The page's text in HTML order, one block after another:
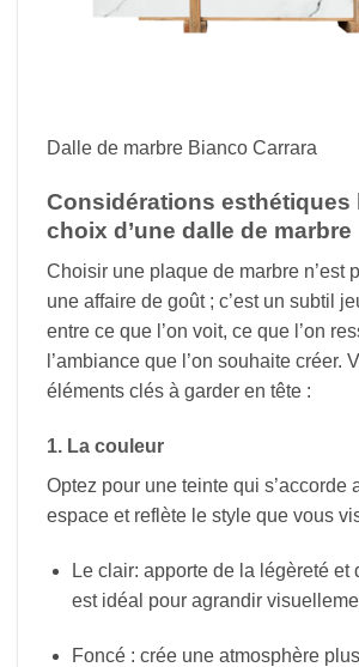
Dalle de marbre Bianco Carrara
Considérations esthétiques
choix d’une dalle de marbre
Choisir une plaque de marbre n’est
une affaire de goût ; c’est un subtil
entre ce que l’on voit, ce que l’on
l’ambiance que l’on souhaite créer.
éléments clés à garder en tête :
1. La couleur
Optez pour une teinte qui s’accorde
espace et reflète le style que vous
Le clair: apporte de la légèreté et
est idéal pour agrandir
Foncé : crée une atmosphère